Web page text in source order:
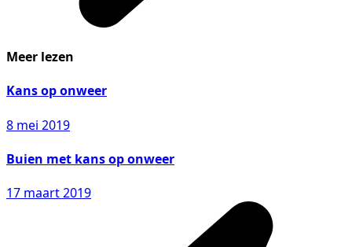
Meer lezen
Kans op onweer
8 mei 2019
Buien met kans op onweer
17 maart 2019